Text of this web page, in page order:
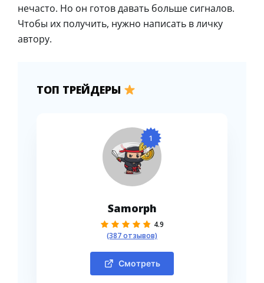
нечасто. Но он готов давать больше сигналов.
Чтобы их получить, нужно написать в личку
автору.
ТОП ТРЕЙДЕРЫ
1
Samorph
4.9
(387 отзывов)
Смотреть